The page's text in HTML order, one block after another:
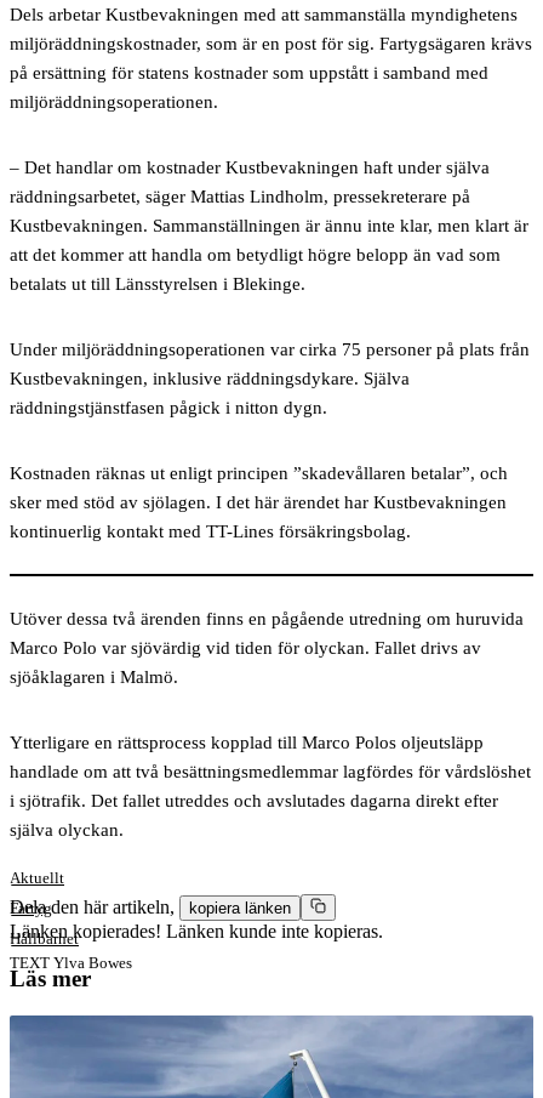
Dels arbetar Kustbevakningen med att sammanställa myndighetens
miljöräddningskostnader, som är en post för sig. Fartygsägaren krävs
på ersättning för statens kostnader som uppstått i samband med
miljöräddningsoperationen.
– Det handlar om kostnader Kustbevakningen haft under själva
räddningsarbetet, säger Mattias Lindholm, pressekreterare på
Kustbevakningen. Sammanställningen är ännu inte klar, men klart är
att det kommer att handla om betydligt högre belopp än vad som
betalats ut till Länsstyrelsen i Blekinge.
Under miljöräddningsoperationen var cirka 75 personer på plats från
Kustbevakningen, inklusive räddningsdykare. Själva
räddningstjänstfasen pågick i nitton dygn.
Kostnaden räknas ut enligt principen ”skadevållaren betalar”, och
sker med stöd av sjölagen. I det här ärendet har Kustbevakningen
kontinuerlig kontakt med TT-Lines försäkringsbolag.
Utöver dessa två ärenden finns en pågående utredning om huruvida
Marco Polo var sjövärdig vid tiden för olyckan. Fallet drivs av
sjöåklagaren i Malmö.
Ytterligare en rättsprocess kopplad till Marco Polos oljeutsläpp
handlade om att två besättningsmedlemmar lagfördes för vårdslöshet
i sjötrafik. Det fallet utreddes och avslutades dagarna direkt efter
själva olyckan.
Aktuellt
Fartyg
Hållbarhet
TEXT Ylva Bowes
Dela den här artikeln, kopiera länken
Länken kopierades! Länken kunde inte kopieras.
Läs mer